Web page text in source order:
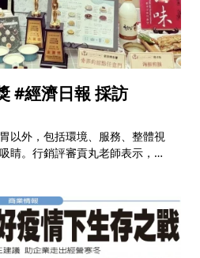
#經濟日報 採訪
以外，包括環境、服務、整體視
睛。行銷評審貢丸老師表示，此